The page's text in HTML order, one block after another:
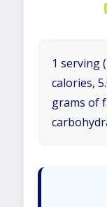
1 serving
calories,
grams of